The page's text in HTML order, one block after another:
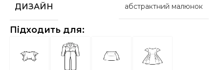
ДИЗАЙН абстрактний малюнок
Підходить для: